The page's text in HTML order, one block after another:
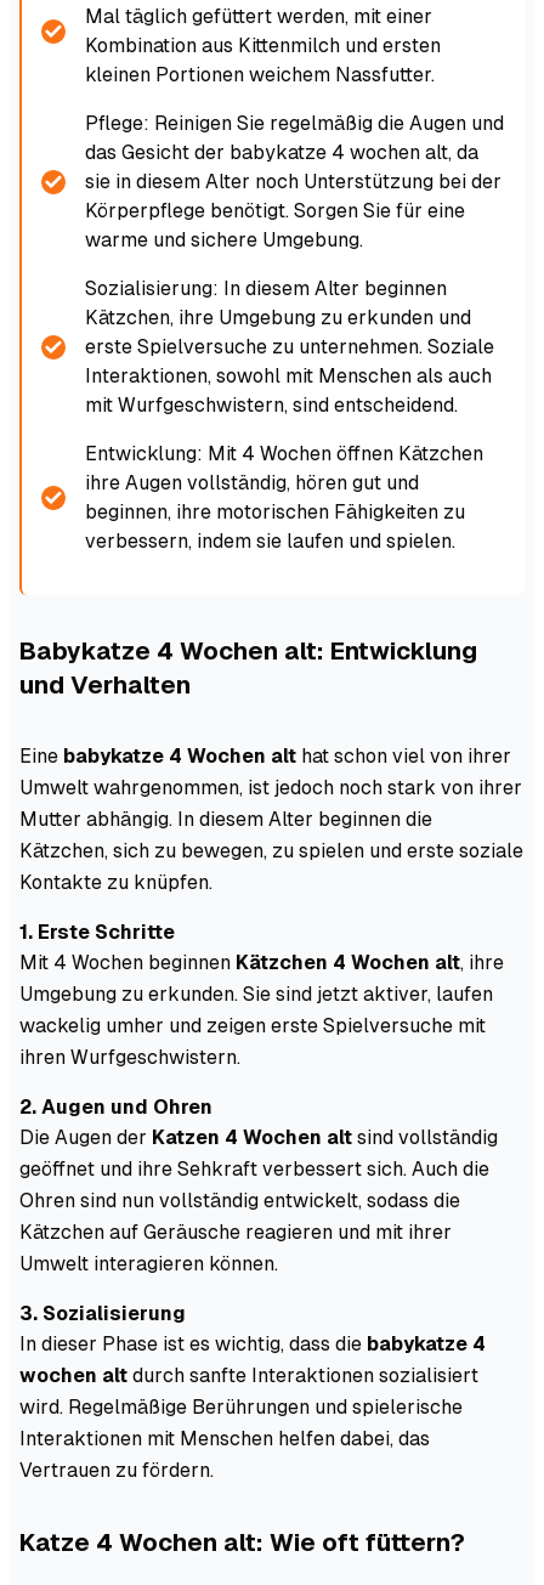
Mal täglich gefüttert werden, mit einer
Kombination aus Kittenmilch und ersten
kleinen Portionen weichem Nassfutter.
Pflege: Reinigen Sie regelmäßig die Augen und
das Gesicht der babykatze 4 wochen alt, da
sie in diesem Alter noch Unterstützung bei der
Körperpflege benötigt. Sorgen Sie für eine
warme und sichere Umgebung.
Sozialisierung: In diesem Alter beginnen
Kätzchen, ihre Umgebung zu erkunden und
erste Spielversuche zu unternehmen. Soziale
Interaktionen, sowohl mit Menschen als auch
mit Wurfgeschwistern, sind entscheidend.
Entwicklung: Mit 4 Wochen öffnen Kätzchen
ihre Augen vollständig, hören gut und
beginnen, ihre motorischen Fähigkeiten zu
verbessern, indem sie laufen und spielen.
Babykatze 4 Wochen alt: Entwicklung
und Verhalten
Eine babykatze 4 Wochen alt hat schon viel von ihrer
Umwelt wahrgenommen, ist jedoch noch stark von ihrer
Mutter abhängig. In diesem Alter beginnen die
Kätzchen, sich zu bewegen, zu spielen und erste soziale
Kontakte zu knüpfen.
1. Erste Schritte
Mit 4 Wochen beginnen Kätzchen 4 Wochen alt, ihre
Umgebung zu erkunden. Sie sind jetzt aktiver, laufen
wackelig umher und zeigen erste Spielversuche mit
ihren Wurfgeschwistern.
2. Augen und Ohren
Die Augen der Katzen 4 Wochen alt sind vollständig
geöffnet und ihre Sehkraft verbessert sich. Auch die
Ohren sind nun vollständig entwickelt, sodass die
Kätzchen auf Geräusche reagieren und mit ihrer
Umwelt interagieren können.
3. Sozialisierung
In dieser Phase ist es wichtig, dass die babykatze 4
wochen alt durch sanfte Interaktionen sozialisiert
wird. Regelmäßige Berührungen und spielerische
Interaktionen mit Menschen helfen dabei, das
Vertrauen zu fördern.
Katze 4 Wochen alt: Wie oft füttern?